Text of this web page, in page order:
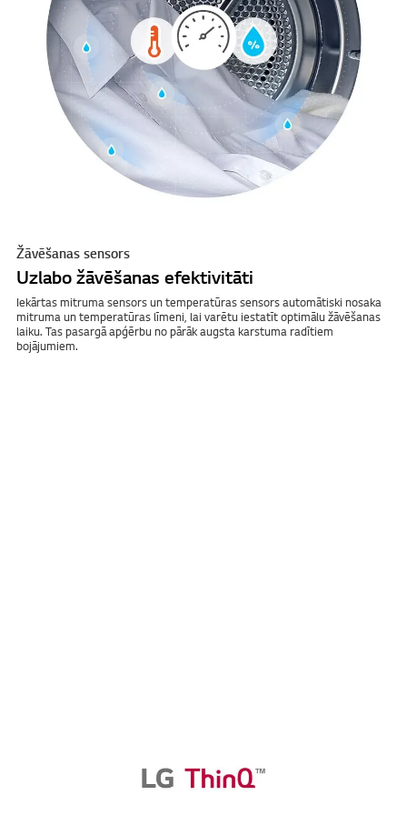
Žāvēšanas sensors
Uzlabo žāvēšanas efektivitāti
Iekārtas mitruma sensors un temperatūras sensors automātiski nosaka
mitruma un temperatūras līmeni, lai varētu iestatīt optimālu žāvēšanas
laiku. Tas pasargā apģērbu no pārāk augsta karstuma radītiem
bojājumiem.